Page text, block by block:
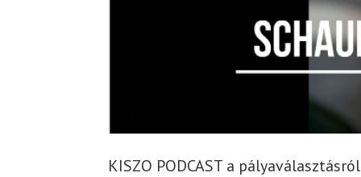
KISZO PODCAST a pályaválasztásról